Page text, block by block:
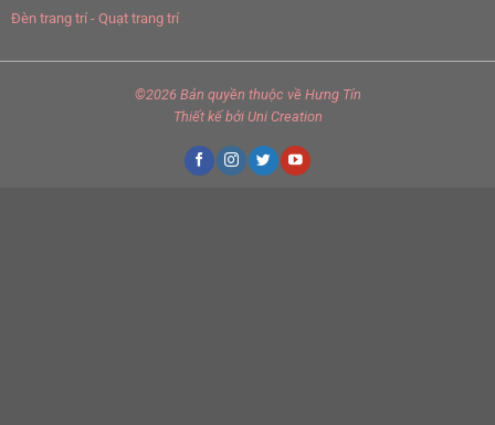
Đèn trang trí - Quạt trang trí
©2026 Bản quyền thuộc về Hưng Tín
Thiết kếbởi Uni Creation